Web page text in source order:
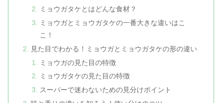
ミョウガタケとはどんな食材？
ミョウガとミョウガタケの一番大きな違いはこ
こ！
見た目でわかる！ミョウガとミョウガタケの形の違い
ミョウガの見た目の特徴
ミョウガタケの見た目の特徴
スーパーで迷わないための見分けポイント